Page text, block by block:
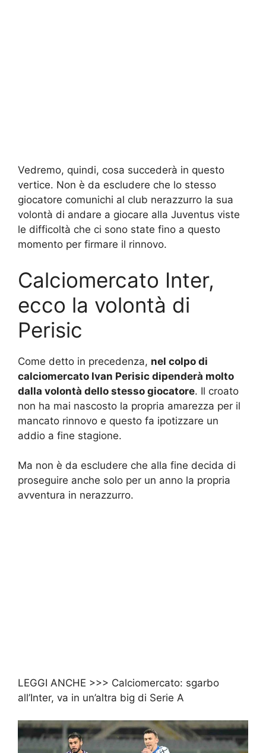
Vedremo, quindi, cosa succederà in questo
vertice. Non è da escludere che lo stesso
giocatore comunichi al club nerazzurro la sua
volontà di andare a giocare alla Juventus viste
le difficoltà che ci sono state fino a questo
momento per firmare il rinnovo.
Calciomercato Inter,
ecco la volontà di
Perisic
Come detto in precedenza, nel colpo di
calciomercato Ivan Perisic dipenderà molto
dalla volontà dello stesso giocatore. Il croato
non ha mai nascosto la propria amarezza per il
mancato rinnovo e questo fa ipotizzare un
addio a fine stagione.
Ma non è da escludere che alla fine decida di
proseguire anche solo per un anno la propria
avventura in nerazzurro.
LEGGI ANCHE >>> Calciomercato: sgarbo
all’Inter, va in un’altra big di Serie A